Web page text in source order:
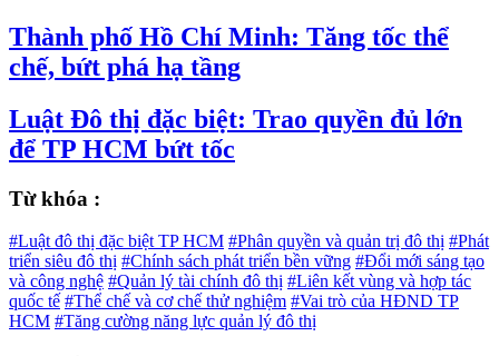
Thành phố Hồ Chí Minh: Tăng tốc thể
chế, bứt phá hạ tầng
Luật Đô thị đặc biệt: Trao quyền đủ lớn
để TP HCM bứt tốc
Từ khóa :
#Luật đô thị đặc biệt TP HCM #Phân quyền và quản trị đô thị #Phát
triển siêu đô thị #Chính sách phát triển bền vững #Đổi mới sáng tạo
và công nghệ #Quản lý tài chính đô thị #Liên kết vùng và hợp tác
quốc tế #Thể chế và cơ chế thử nghiệm #Vai trò của HĐND TP
HCM #Tăng cường năng lực quản lý đô thị